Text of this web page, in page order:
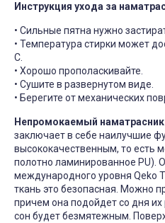
Инструкция ухода за
• Сильные пятна нужно
• Температура стирки может
С.
• Хорошо прополаскивайте.
• Сушите в развернутом виде.
• Берегите от механических
Непромокаемый
заключает в себе наилучшие
высококачественным, то есть
полотно ламинированное PU).
международного уровня Qeko
ткань это безопасная. Можно
причем она подойдет со дня
сон будет безмятежным.